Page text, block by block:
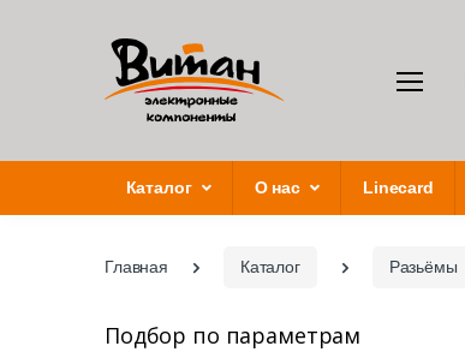
Каталог О нас Linecard
Главная Каталог Разьёмы
Подбор по параметрам